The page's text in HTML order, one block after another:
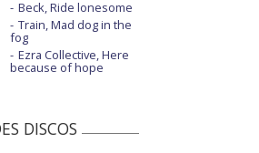
Beck, Ride lonesome
Train, Mad dog in the
fog
Ezra Collective, Here
because of hope
DISCOS